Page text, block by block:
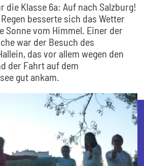
die Klasse 6a: Auf nach Salzburg!
besserte sich das Wetter
Sonne vom Himmel. Einer der
war der Besuch des
das vor allem wegen den
der Fahrt auf dem
gut ankam.